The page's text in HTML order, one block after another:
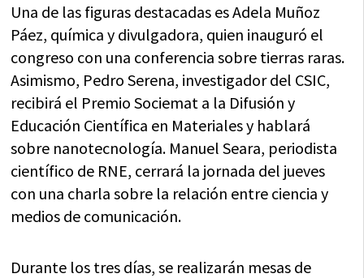
Una de las figuras destacadas es Adela Muñoz
Páez, química y divulgadora, quien inauguró el
congreso con una conferencia sobre tierras raras.
Asimismo, Pedro Serena, investigador del CSIC,
recibirá el Premio Sociemat a la Difusión y
Educación Científica en Materiales y hablará
sobre nanotecnología. Manuel Seara, periodista
científico de RNE, cerrará la jornada del jueves
con una charla sobre la relación entre ciencia y
medios de comunicación.
Durante los tres días, se realizarán mesas de